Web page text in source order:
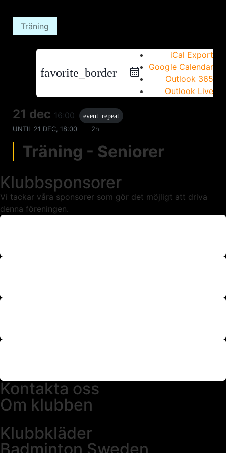
Träning
favorite_border
iCal Export
Google Calendar
Outlook 365
Outlook Live
21 dec 16:00
event_repeat
UNTIL 21 DEC, 18:00 2h
Träning - Seniorer
Klubbsponsorer
Vi tackar våra sponsorer som gör det möjligt att driva
denna föreningen.
Kontakta oss
Om klubben
Klubbkläder